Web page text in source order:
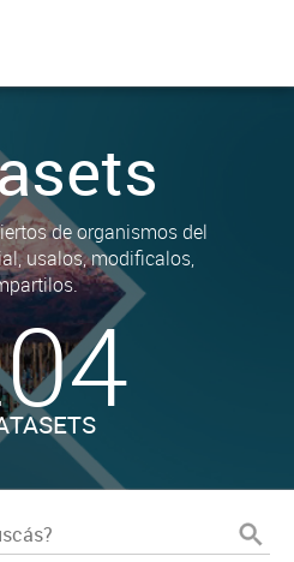
de organismos del
usalos, modificalos,